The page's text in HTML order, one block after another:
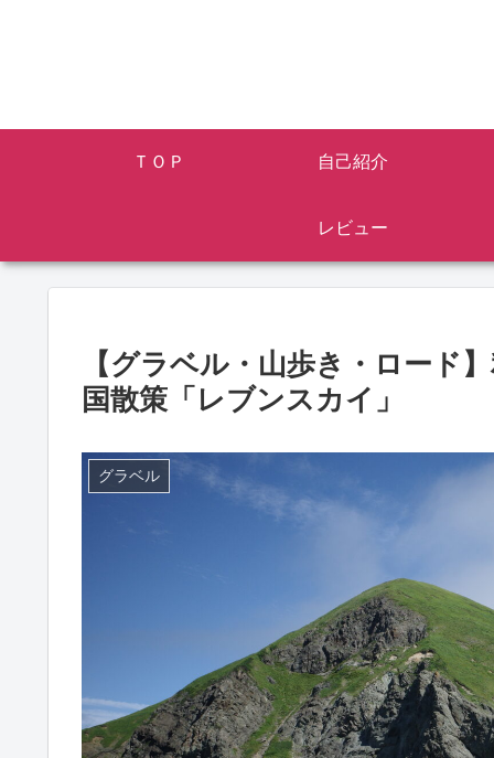
ＴＯＰ 自己紹介
レビュー
【グラベル・山歩き・ロード
国散策「レブンスカイ」
グラベル